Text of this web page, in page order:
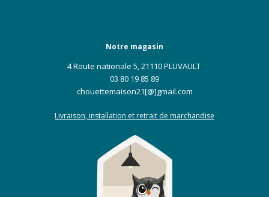
Notre magasin
4 Route nationale 5, 21110 PLUVAULT
03 80 19 85 89
chouettemaison21[@]gmail.com
Livraison, installation et retrait de marchandise